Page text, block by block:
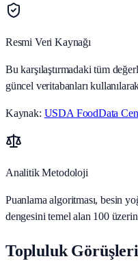
Resmi Veri Kaynağı
Bu karşılaştırmadaki tüm
güncel veritabanları
Kaynak: USDA FoodData
Analitik Metodoloji
Puanlama algoritması, besin
dengesini temel alan 100
Topluluk